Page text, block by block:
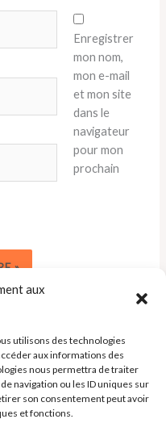
aux
utilisons des technologies
aux informations des
nous permettra de traiter
navigation ou les ID uniques sur
son consentement peut avoir
et fonctions.
Enregistrer
mon nom,
mon e-mail
et mon site
dans le
navigateur
pour mon
prochain